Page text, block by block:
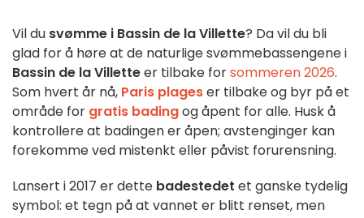
Vil du svømme i Bassin de la Villette? Da vil du bli
glad for å høre at de naturlige svømmebassengene i
Bassin de la Villetteer tilbake forsommeren 2026.
Som hvert år nå, Paris plageser tilbake og byr på et
område for gratis badingog åpent for alle. Husk å
kontrollere at badingen er åpen; avstenginger kan
forekomme ved mistenkt eller påvist forurensning.
Lansert i 2017 er dette badestedet et ganske tydelig
symbol: et tegn på at vannet er blitt renset, men